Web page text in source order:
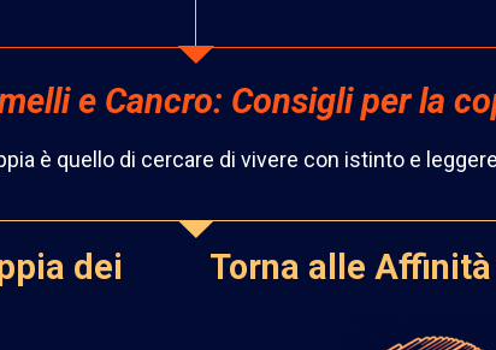
e Cancro: Consigli per la
è quello di cercare di vivere con istinto e
dei
Torna alle